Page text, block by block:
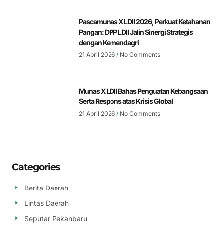
Pascamunas X LDII 2026, Perkuat Ketahanan
Pangan: DPP LDII Jalin Sinergi Strategis
dengan Kemendagri
21 April 2026 No Comments
Munas X LDII Bahas Penguatan Kebangsaan
Serta Respons atas Krisis Global
21 April 2026 No Comments
Categories
Berita Daerah
Lintas Daerah
Seputar Pekanbaru